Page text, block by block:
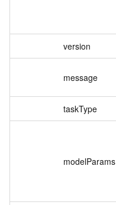
version
message
taskType
modelParams